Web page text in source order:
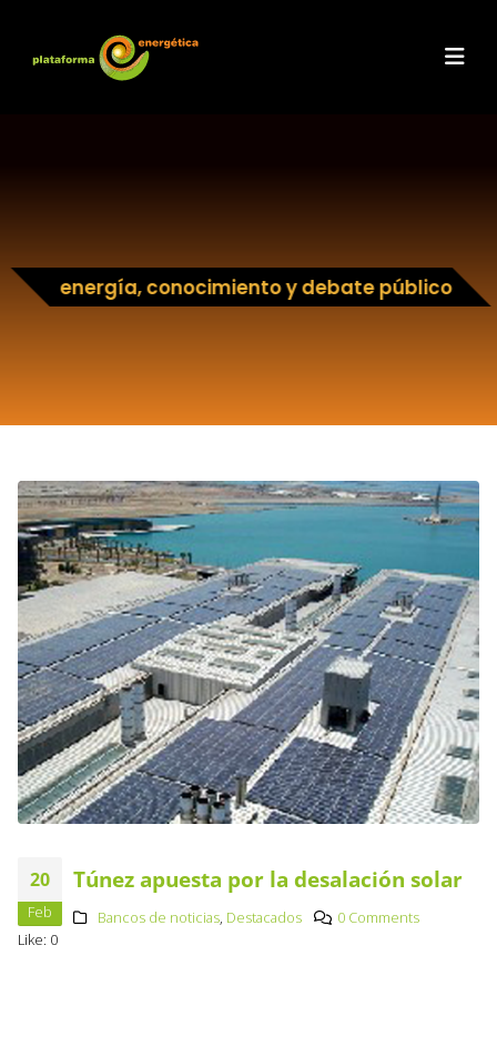
energía, conocimiento y debate público
20
Feb
Túnez apuesta por la desalación solar
Bancos de noticias, Destacados
0 Comments
Like: 0